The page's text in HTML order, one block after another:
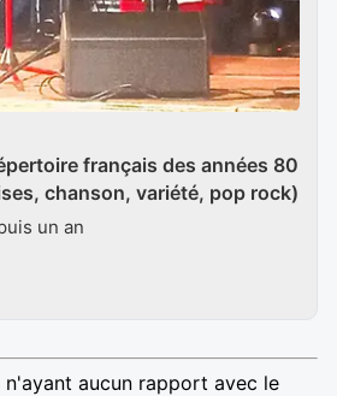
français des années 80
chanson, variété, pop rock)
un an
aucun rapport avec le